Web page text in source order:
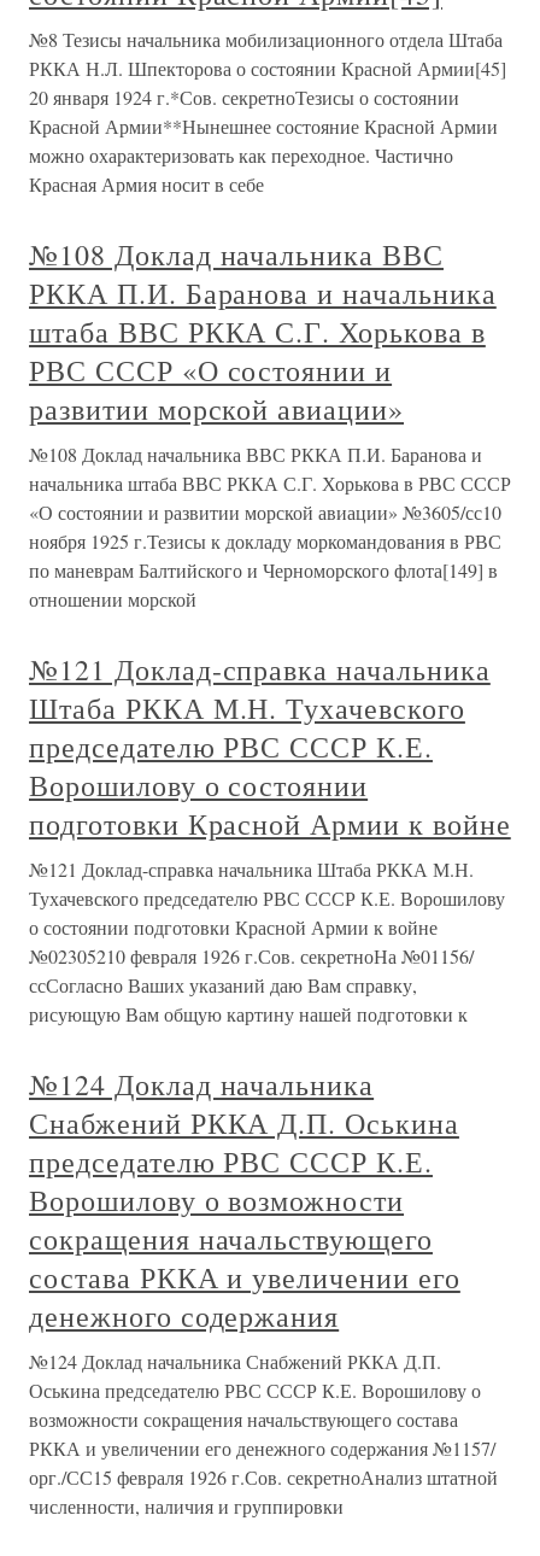
№8 Тезисы начальника мобилизационного отдела Штаба
РККА Н.Л. Шпекторова о состоянии Красной Армии[45]
20 января 1924 г.*Сов. секретноТезисы о состоянии
Красной Армии**Нынешнее состояние Красной Армии
можно охарактеризовать как переходное. Частично
Красная Армия носит в себе
№108 Доклад начальника ВВС
РККА П.И. Баранова и начальника
штаба ВВС РККА С.Г. Хорькова в
РВС СССР «О состоянии и
развитии морской авиации»
№108 Доклад начальника ВВС РККА П.И. Баранова и
начальника штаба ВВС РККА С.Г. Хорькова в РВС СССР
«О состоянии и развитии морской авиации» №3605/сс10
ноября 1925 г.Тезисы к докладу моркомандования в РВС
по маневрам Балтийского и Черноморского флота[149] в
отношении морской
№121 Доклад-справка начальника
Штаба РККА М.Н. Тухачевского
председателю РВС СССР К.Е.
Ворошилову о состоянии
подготовки Красной Армии к войне
№121 Доклад-справка начальника Штаба РККА М.Н.
Тухачевского председателю РВС СССР К.Е. Ворошилову
о состоянии подготовки Красной Армии к войне
№02305210 февраля 1926 г.Сов. секретноНа №01156/
ссСогласно Ваших указаний даю Вам справку,
рисующую Вам общую картину нашей подготовки к
№124 Доклад начальника
Снабжений РККА Д.П. Оськина
председателю РВС СССР К.Е.
Ворошилову о возможности
сокращения начальствующего
состава РККА и увеличении его
денежного содержания
№124 Доклад начальника Снабжений РККА Д.П.
Оськина председателю РВС СССР К.Е. Ворошилову о
возможности сокращения начальствующего состава
РККА и увеличении его денежного содержания №1157/
орг./СС15 февраля 1926 г.Сов. секретноАнализ штатной
численности, наличия и группировки